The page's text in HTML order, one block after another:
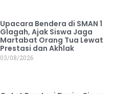
Upacara Bendera di SMAN 1
Glagah, Ajak Siswa Jaga
Martabat Orang Tua Lewat
Prestasi dan Akhlak
03/08/2026